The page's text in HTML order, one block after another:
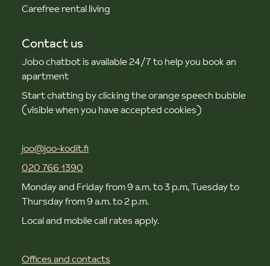
Carefree rental living
Contact us
Jobo chatbot is available 24/7 to help you book an
apartment
Start chatting by clicking the orange speech bubble
(visible when you have accepted cookies)
joo@joo-kodit.fi
020 766 1390
Monday and Friday from 9 a.m. to 3 p.m, Tuesday to
Thursday from 9 a.m. to 2 p.m.
Local and mobile call rates apply.
Offices and contacts